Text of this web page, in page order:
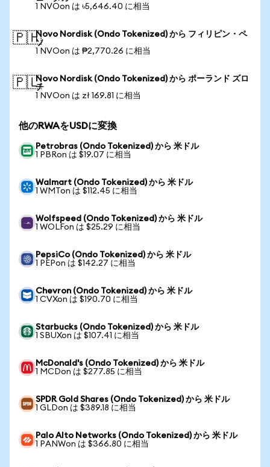
1 NVOon は ৳5,646.40 に相当
🇵🇭Novo Nordisk (Ondo Tokenized) から フィリピン・ペ
ソ
1 NVOon は ₱2,770.26 に相当
🇵🇱Novo Nordisk (Ondo Tokenized) から ポーランド ズロ
チ
1 NVOon は zł 169.81 に相当
他のRWAをUSDに変換
Petrobras (Ondo Tokenized) から 米ドル
1 PBRon は $19.07 に相当
Walmart (Ondo Tokenized) から 米ドル
1 WMTon は $112.45 に相当
Wolfspeed (Ondo Tokenized) から 米ドル
1 WOLFon は $25.29 に相当
PepsiCo (Ondo Tokenized) から 米ドル
1 PEPon は $142.27 に相当
Chevron (Ondo Tokenized) から 米ドル
1 CVXon は $190.70 に相当
Starbucks (Ondo Tokenized) から 米ドル
1 SBUXon は $107.41 に相当
McDonald's (Ondo Tokenized) から 米ドル
1 MCDon は $277.85 に相当
SPDR Gold Shares (Ondo Tokenized) から 米ドル
1 GLDon は $389.18 に相当
Palo Alto Networks (Ondo Tokenized) から 米ドル
1 PANWon は $366.80 に相当